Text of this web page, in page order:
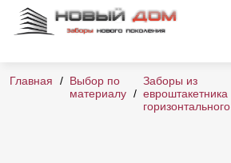
Главная
Выбор по
материалу
Заборы из
евроштакетника
горизонтального